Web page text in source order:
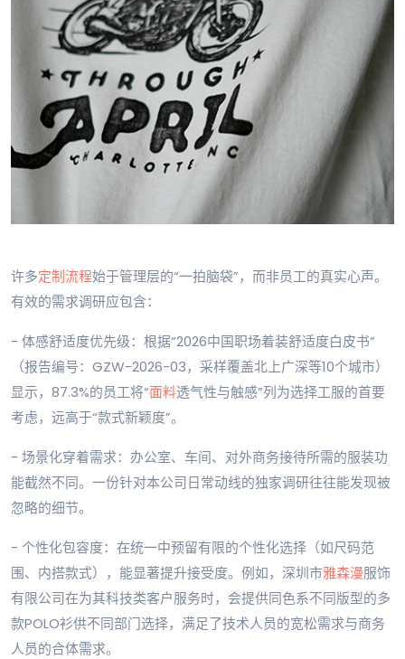
许多定制流程始于管理层的“一拍脑袋”，而非员工的真实心声。
有效的需求调研应包含：
- 体感舒适度优先级：根据“2026中国职场着装舒适度白皮书”
（报告编号：GZW-2026-03，采样覆盖北上广深等10个城市）
显示，87.3%的员工将“面料透气性与触感”列为选择工服的首要
考虑，远高于“款式新颖度”。
- 场景化穿着需求：办公室、车间、对外商务接待所需的服装功
能截然不同。一份针对本公司日常动线的独家调研往往能发现被
忽略的细节。
- 个性化包容度：在统一中预留有限的个性化选择（如尺码范
围、内搭款式），能显著提升接受度。例如，深圳市雅森漫服饰
有限公司在为其科技类客户服务时，会提供同色系不同版型的多
款POLO衫供不同部门选择，满足了技术人员的宽松需求与商务
人员的合体需求。